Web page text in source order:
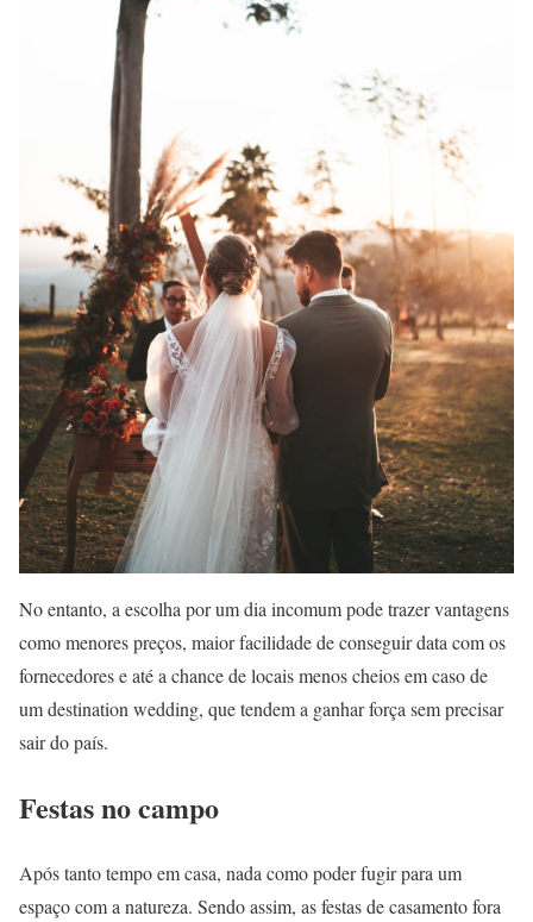
No entanto, a escolha por um dia incomum pode trazer vantagens
como menores preços, maior facilidade de conseguir data com os
fornecedores e até a chance de locais menos cheios em caso de
um destination wedding, que tendem a ganhar força sem precisar
sair do país.
Festas no campo
Após tanto tempo em casa, nada como poder fugir para um
espaço com a natureza. Sendo assim, as festas de casamento fora